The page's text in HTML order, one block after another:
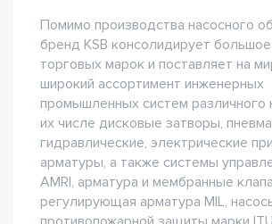
Помимо производства насосного
бренд KSB консолидирует
торговых марок и поставляет на
широкий ассортимент инженерных
промышленных систем различного
их числе дисковые затворы,
гидравлические, электрические
арматуры, а также системы
AMRI, арматура и мембранные
регулирующая арматура MIL,